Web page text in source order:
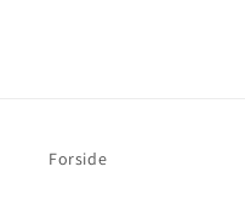
Forside